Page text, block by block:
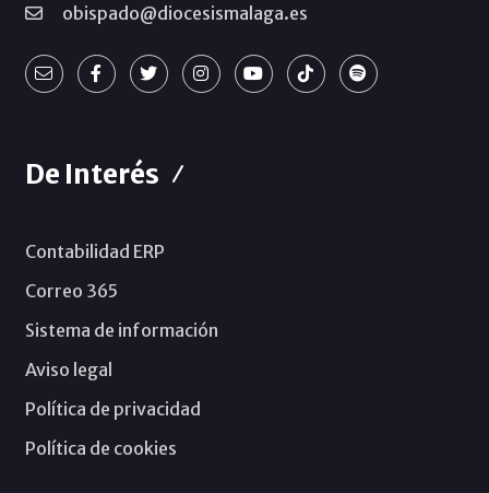
obispado@diocesismalaga.es
De Interés
Contabilidad ERP
Correo 365
Sistema de información
Aviso legal
Política de privacidad
Política de cookies